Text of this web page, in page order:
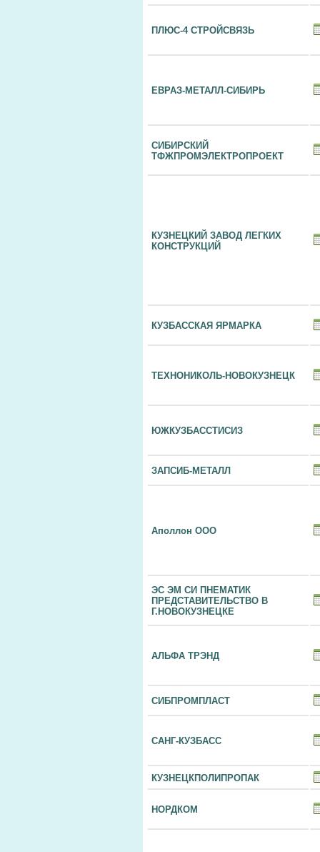
ПЛЮС-4 СТРОЙСВЯЗЬ
ЕВРАЗ-МЕТАЛЛ-СИБИРЬ
СИБИРСКИЙ
ТФЖПРОМЭЛЕКТРОПРОЕКТ
КУЗНЕЦКИЙ ЗАВОД ЛЕГКИХ
КОНСТРУКЦИЙ
КУЗБАССКАЯ ЯРМАРКА
ТЕХНОНИКОЛЬ-НОВОКУЗНЕЦК
ЮЖКУЗБАССТИСИЗ
ЗАПСИБ-МЕТАЛЛ
Аполлон ООО
ЭС ЭМ СИ ПНЕМАТИК
ПРЕДСТАВИТЕЛЬСТВО В
Г.НОВОКУЗНЕЦКЕ
АЛЬФА ТРЭНД
СИБПРОМПЛАСТ
САНГ-КУЗБАСС
КУЗНЕЦКПОЛИПРОПАК
НОРДКОМ